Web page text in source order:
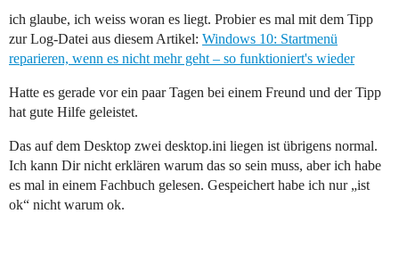
ich glaube, ich weiss woran es liegt. Probier es mal mit dem Tipp
zur Log-Datei aus diesem Artikel: Windows 10: Startmenü
reparieren, wenn es nicht mehr geht – so funktioniert's wieder
Hatte es gerade vor ein paar Tagen bei einem Freund und der Tipp
hat gute Hilfe geleistet.
Das auf dem Desktop zwei desktop.ini liegen ist übrigens normal.
Ich kann Dir nicht erklären warum das so sein muss, aber ich habe
es mal in einem Fachbuch gelesen. Gespeichert habe ich nur „ist
ok“ nicht warum ok.